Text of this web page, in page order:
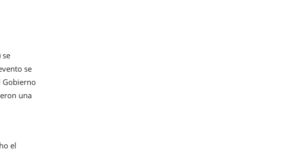
se
se
Gobierno
una
el